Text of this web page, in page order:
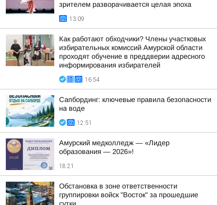
зрителем разворачивается целая эпоха
13:09
Как работают обходчики? Члены участковых
избирательных комиссий Амурской области
проходят обучение в преддверии адресного
информирования избирателей
16:54
Сапбординг: ключевые правила безопасности
на воде
12:51
Амурский медколледж — «Лидер
образования — 2026»!
18:21
Обстановка в зоне ответственности
группировки войск "Восток" за прошедшие